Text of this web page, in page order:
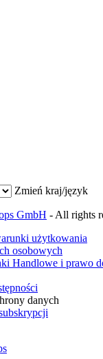
Zmień kraj/język
GmbH - All rights
użytkowania
osobowych
Handlowe i prawo
danych